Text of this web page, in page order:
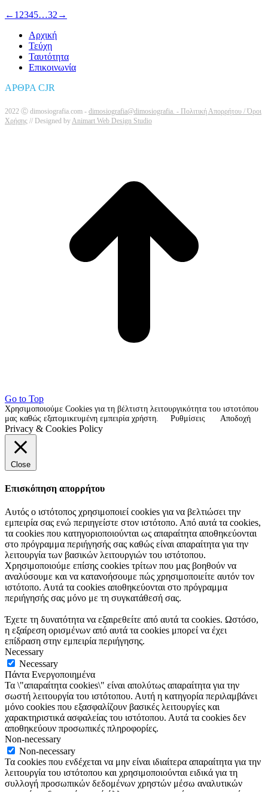
← 1 2345…32 →
Αρχική
Τεύχη
Ταυτότητα
Επικοινωνία
ΑΡΘΡΑ CJR
2022 Ⓒ dimosiografia.com - dimosiografia@dimosiografia. - Πολιτική Απορρήτου / Όροι
Χρήσης // Designed byAnimart Web Design Studio
Go to Top
Χρησιμοποιούμε Cookies για τη βέλτιστη λειτουργικότητα του ιστοτόπου
μας καθώς εξατομικευμένη εμπειρία χρήστη.
Ρυθμίσεις Αποδοχή
Privacy & Cookies Policy
Close
Επισκόπηση απορρήτου
Αυτός ο ιστότοπος χρησιμοποιεί cookies για να βελτιώσει την
εμπειρία σας ενώ περιηγείστε στον ιστότοπο. Από αυτά τα cookies,
τα cookies που κατηγοριοποιούνται ως απαραίτητα αποθηκεύονται
στο πρόγραμμα περιήγησής σας καθώς είναι απαραίτητα για την
λειτουργία των βασικών λειτουργιών του ιστότοπου.
Χρησιμοποιούμε επίσης cookies τρίτων που μας βοηθούν να
αναλύσουμε και να κατανοήσουμε πώς χρησιμοποιείτε αυτόν τον
ιστότοπο. Αυτά τα cookies αποθηκεύονται στο πρόγραμμα
περιήγησής σας μόνο με τη συγκατάθεσή σας.
Έχετε τη δυνατότητα να εξαιρεθείτε από αυτά τα cookies. Ωστόσο,
η εξαίρεση ορισμένων από αυτά τα cookies μπορεί να έχει
επίδραση στην εμπειρία περιήγησης.
Necessary
Necessary
Πάντα Ενεργοποιημένα
Τα \"απαραίτητα cookies\" είναι απολύτως απαραίτητα για την
σωστή λειτουργία του ιστότοπου. Αυτή η κατηγορία περιλαμβάνει
μόνο cookies που εξασφαλίζουν βασικές λειτουργίες και
χαρακτηριστικά ασφαλείας του ιστότοπου. Αυτά τα cookies δεν
αποθηκεύουν προσωπικές πληροφορίες.
Non-necessary
Non-necessary
Τα cookies που ενδέχεται να μην είναι ιδιαίτερα απαραίτητα για την
λειτουργία του ιστότοπου και χρησιμοποιούνται ειδικά για τη
συλλογή προσωπικών δεδομένων χρηστών μέσω αναλυτικών